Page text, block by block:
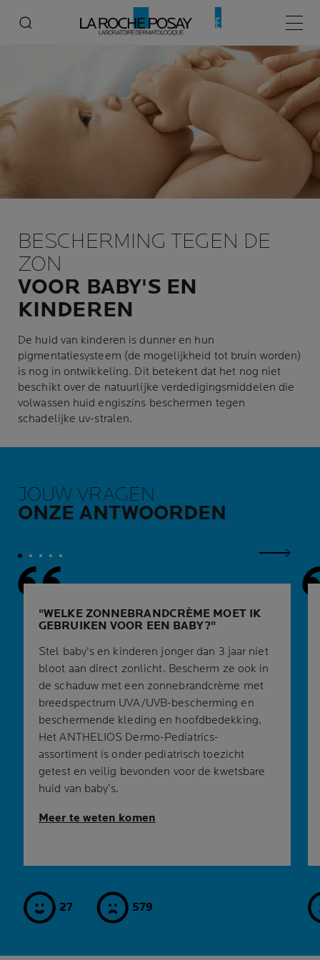
Bescherming tegen de zon
Bescherming tegen de zon voor baby's en kinderen
BESCHERMING TEGEN DE
ZON
VOOR BABY'S EN
KINDEREN
De huid van kinderen is dunner en hun
pigmentatiesysteem (de mogelijkheid tot bruin worden)
is nog in ontwikkeling. Dit betekent dat het nog niet
beschikt over de natuurlijke verdedigingsmiddelen die
volwassen huid engiszins beschermen tegen
schadelijke uv-stralen.
JOUW VRAGEN
ONZE ANTWOORDEN
WELKE ZONNEBRANDCRÈME MOET IK
GEBRUIKEN VOOR EEN BABY?
Stel baby's en kinderen jonger dan 3 jaar niet
bloot aan direct zonlicht. Bescherm ze ook in
de schaduw met een zonnebrandcrème met
breedspectrum UVA/UVB-bescherming en
beschermende kleding en hoofdbedekking.
Het ANTHELIOS Dermo-Pediatrics-
assortiment is onder pediatrisch toezicht
getest en veilig bevonden voor de kwetsbare
huid van baby’s.
Meer te weten komen
ja 27 nee579